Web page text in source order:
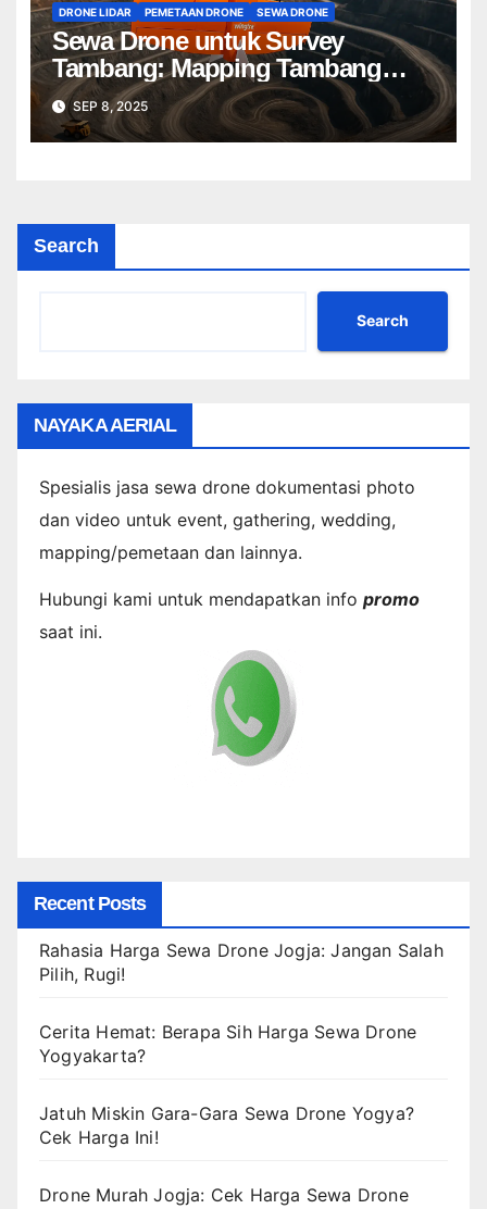
DRONE LIDAR PEMETAAN DRONE SEWA DRONE
Sewa Drone untuk Survey
Tambang: Mapping Tambang
Profesional Lebih Cepat & Akurat
SEP 8, 2025
Search
Search
NAYAKA AERIAL
Spesialis jasa sewa drone dokumentasi photo
dan video untuk event, gathering, wedding,
mapping/pemetaan dan lainnya.
Hubungi kami untuk mendapatkan info promo
saat ini.
Recent Posts
Rahasia Harga Sewa Drone Jogja: Jangan Salah
Pilih, Rugi!
Cerita Hemat: Berapa Sih Harga Sewa Drone
Yogyakarta?
Jatuh Miskin Gara-Gara Sewa Drone Yogya?
Cek Harga Ini!
Drone Murah Jogja: Cek Harga Sewa Drone